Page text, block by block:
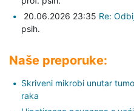
20.06.2026 23:35 Re:
psih.
Naše preporuke:
Skriveni mikrobi unutar
raka